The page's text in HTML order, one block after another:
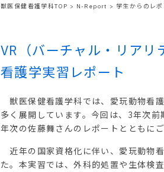
獣医保健看護学科TOP > N-Report > 学生からのレ
VR（バーチャル・リア
看護学実習レポート
獣医保健看護学科では、愛玩動物看
多く展開しています。今回は、3年次
年次の佐藤舞さんのレポートとともに
近年の国家資格化に伴い、愛玩動物
た。本実習では、外科的処置や生体検